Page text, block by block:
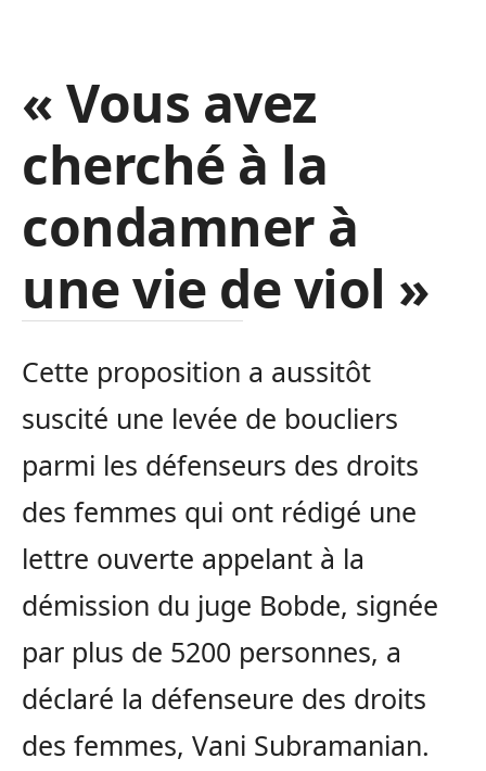
« Vous avez
cherché à la
condamner à
une vie de viol »
Cette proposition a aussitôt
suscité une levée de boucliers
parmi les défenseurs des droits
des femmes qui ont rédigé une
lettre ouverte appelant à la
démission du juge Bobde, signée
par plus de 5200 personnes, a
déclaré la défenseure des droits
des femmes, Vani Subramanian.